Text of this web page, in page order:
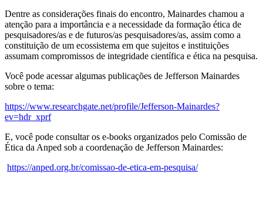
Dentre as considerações finais do encontro, Mainardes chamou a
atenção para a importância e a necessidade da formação ética de
pesquisadores/as e de futuros/as pesquisadores/as, assim como a
constituição de um ecossistema em que sujeitos e instituições
assumam compromissos de integridade científica e ética na pesquisa.
Você pode acessar algumas publicações de Jefferson Mainardes
sobre o tema:
https://www.researchgate.net/profile/Jefferson-Mainardes?
ev=hdr_xprf
E, você pode consultar os e-books organizados pelo Comissão de
Ética da Anped sob a coordenação de Jefferson Mainardes:
https://anped.org.br/comissao-de-etica-em-pesquisa/